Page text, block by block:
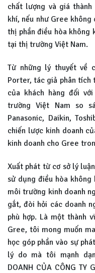
chất lượng và giá
khí, nếu như Gree
thị phần điều hòa không
tại thị trường Việt Nam.
Từ những lý thuyết về
Porter, tác giả phân tích
của khách hàng đối
trường Việt Nam so
Panasonic, Daikin,
chiến lược kinh doanh
kinh doanh cho Gree
Xuất phát từ cơ sở lý
sử dụng điều hòa
môi trường kinh doanh
gắt, đòi hỏi các doanh
phù hợp. Là một thành
Gree, tôi mong muốn
học góp phần vào sự
lý do mà tôi mạnh
DOANH CỦA CÔNG TY